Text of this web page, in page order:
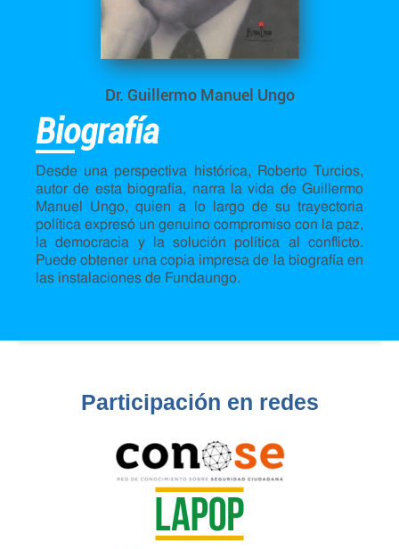
Dr. Guillermo Manuel Ungo
Biografía
Desde una perspectiva histórica, Roberto Turcios,
autor de esta biografía, narra la vida de Guillermo
Manuel Ungo, quien a lo largo de su trayectoria
política expresó un genuino compromiso con la paz,
la democracia y la solución política al conflicto.
Puede obtener una copia impresa de la biografía en
las instalaciones de Fundaungo.
Participación en redes